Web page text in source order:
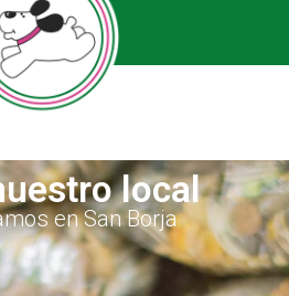
local
en San Borja